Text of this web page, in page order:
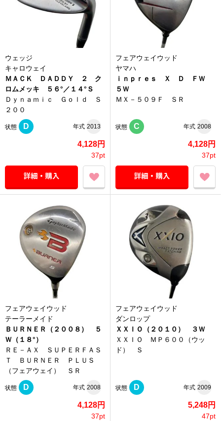
ウェッジ
キャロウェイ
ＭＡＣＫ ＤＡＤＤＹ ２ ク
ロムメッキ ５６°／１４°Ｓ
Ｄｙｎａｍｉｃ Ｇｏｌｄ Ｓ
２００
状態 D 年式 2013
4,128円
37pt
フェアウェイウッド
ヤマハ
ｉｎｐｒｅｓ Ｘ Ｄ ＦＷ
５Ｗ
ＭＸ－５０９Ｆ ＳＲ
状態 C 年式 2008
4,128円
37pt
フェアウェイウッド
テーラーメイド
ＢＵＲＮＥＲ（２００８） ５
Ｗ（１８°）
ＲＥ－ＡＸ ＳＵＰＥＲＦＡＳ
Ｔ ＢＵＲＮＥＲ ＰＬＵＳ
（フェアウェイ） ＳＲ
状態 D 年式 2008
4,128円
37pt
フェアウェイウッド
ダンロップ
ＸＸＩＯ（２０１０） ３Ｗ
ＸＸＩＯ ＭＰ６００（ウッ
ド） Ｓ
状態 D 年式 2009
5,248円
47pt